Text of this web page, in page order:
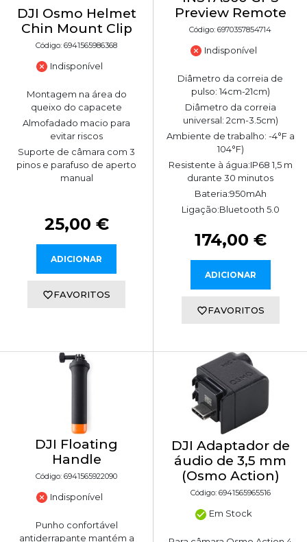
DJI Osmo Helmet
Chin Mount Clip
Código: 6941565986368
Indisponível
Montagem na área do
queixo do capacete
Almofadado macio para
evitar riscos
Suporte de câmara com 3
pinos e parafuso de aperto
manual
25,00 €
ADICIONAR
FAVORITOS
Preview Remote
Código: 6970357854714
Indisponível
Diâmetro da correia de
pulso: 14cm-21cm)
Diâmetro da correia
universal: 2cm-3.5cm)
Ambiente de trabalho: -4°F a
104°F)
Resistente à água:IP68 1,5 m
durante 30 minutos
Bateria:950mAh
Ligação:Bluetooth 5.0
174,00 €
ADICIONAR
FAVORITOS
DJI Floating
Handle
Código: 6941565922090
Indisponível
Punho confortável
antiderrapante mantém a
DJI Adaptador de
áudio de 3,5 mm
(Osmo Action)
Código: 6941565965516
Em Stock